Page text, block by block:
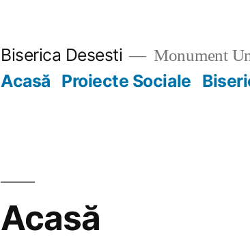
Biserica Desesti Monument
Acasă Proiecte Sociale
Acasă